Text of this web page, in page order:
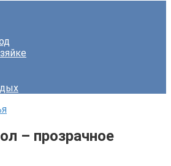
– прозрачное